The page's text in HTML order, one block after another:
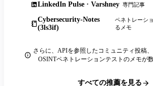
LinkedIn Pulse · Varshney 専門記事
Cybersecurity-Notes
(3ls3if)
ペネトレーシ
るメモ
さらに、APIを参照したコミュニティ投稿、
OSINTペネトレーションテストのメモが
すべての推薦を見る